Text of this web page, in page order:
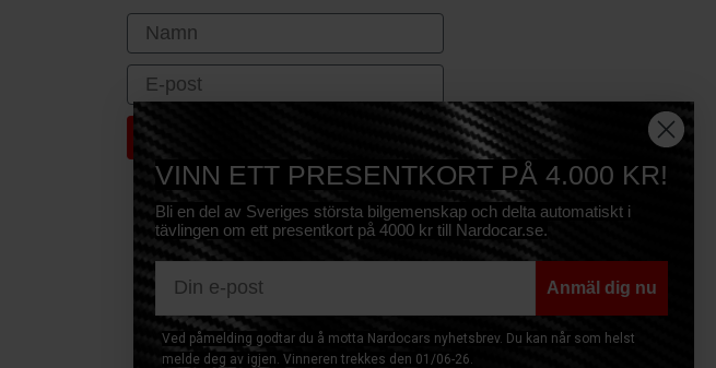
First Name
Email
VINN ETT PRESENTKORT PÅ 4.000 KR!
Bli en del av Sveriges största bilgemenskap och delta automatiskt i
tävlingen om ett presentkort på 4000 kr till Nardocar.se.
Anmäl dig nu
Ved påmelding godtar du å motta Nardocars nyhetsbrev. Du kan når som helst
melde deg av igjen. Vinneren trekkes den 01/06-26.